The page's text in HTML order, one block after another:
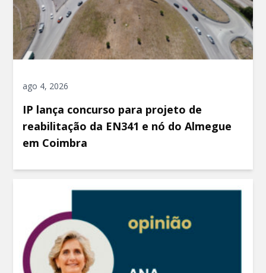
ago 4, 2026
IP lança concurso para projeto de
reabilitação da EN341 e nó do Almegue
em Coimbra